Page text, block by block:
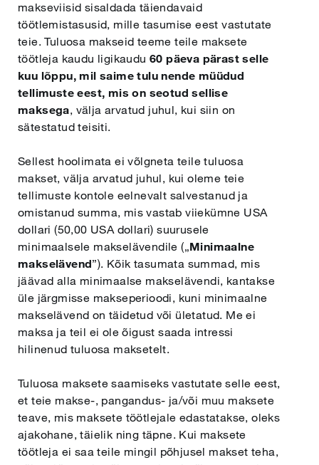
makseviisid sisaldada täiendavaid
töötlemistasusid, mille tasumise eest vastutate
teie. Tuluosa makseid teeme teile maksete
töötleja kaudu ligikaudu 60 päeva pärast selle
kuu lõppu, mil saime tulu nende müüdud
tellimuste eest, mis on seotud sellise
maksega, välja arvatud juhul, kui siin on
sätestatud teisiti.
Sellest hoolimata ei võlgneta teile tuluosa
makset, välja arvatud juhul, kui oleme teie
tellimuste kontole eelnevalt salvestanud ja
omistanud summa, mis vastab viiekümne USA
dollari (50,00 USA dollari) suurusele
minimaalsele makselävendile („Minimaalne
makselävend”). Kõik tasumata summad, mis
jäävad alla minimaalse makselävendi, kantakse
üle järgmisse makseperioodi, kuni minimaalne
makselävend on täidetud või ületatud. Me ei
maksa ja teil ei ole õigust saada intressi
hilinenud tuluosa maksetelt.
Tuluosa maksete saamiseks vastutate selle eest,
et teie makse-, pangandus- ja/või muu maksete
teave, mis maksete töötlejale edastatakse, oleks
ajakohane, täielik ning täpne. Kui maksete
töötleja ei saa teile mingil põhjusel makset teha,